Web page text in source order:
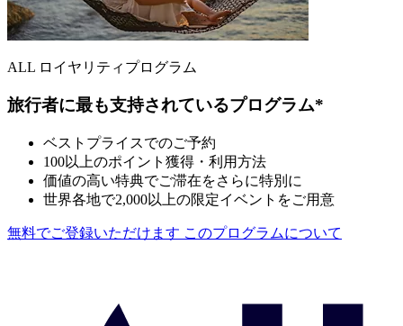
ALL ロイヤリティプログラム
旅行者に最も支持されているプログラム*
ベストプライスでのご予約
100以上のポイント獲得・利用方法
価値の高い特典でご滞在をさらに特別に
世界各地で2,000以上の限定イベントをご用意
無料でご登録いただけます このプログラムについて